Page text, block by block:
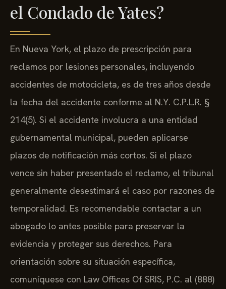
el Condado de Yates?
En Nueva York, el plazo de prescripción para
reclamos por lesiones personales, incluyendo
accidentes de motocicleta, es de tres años desde
la fecha del accidente conforme al N.Y. C.P.L.R. §
214(5). Si el accidente involucra a una entidad
gubernamental municipal, pueden aplicarse
plazos de notificación más cortos. Si el plazo
vence sin haber presentado el reclamo, el tribunal
generalmente desestimará el caso por razones de
temporalidad. Es recomendable contactar a un
abogado lo antes posible para preservar la
evidencia y proteger sus derechos. Para
orientación sobre su situación específica,
comuníquese con Law Offices Of SRIS, P.C. al (888)